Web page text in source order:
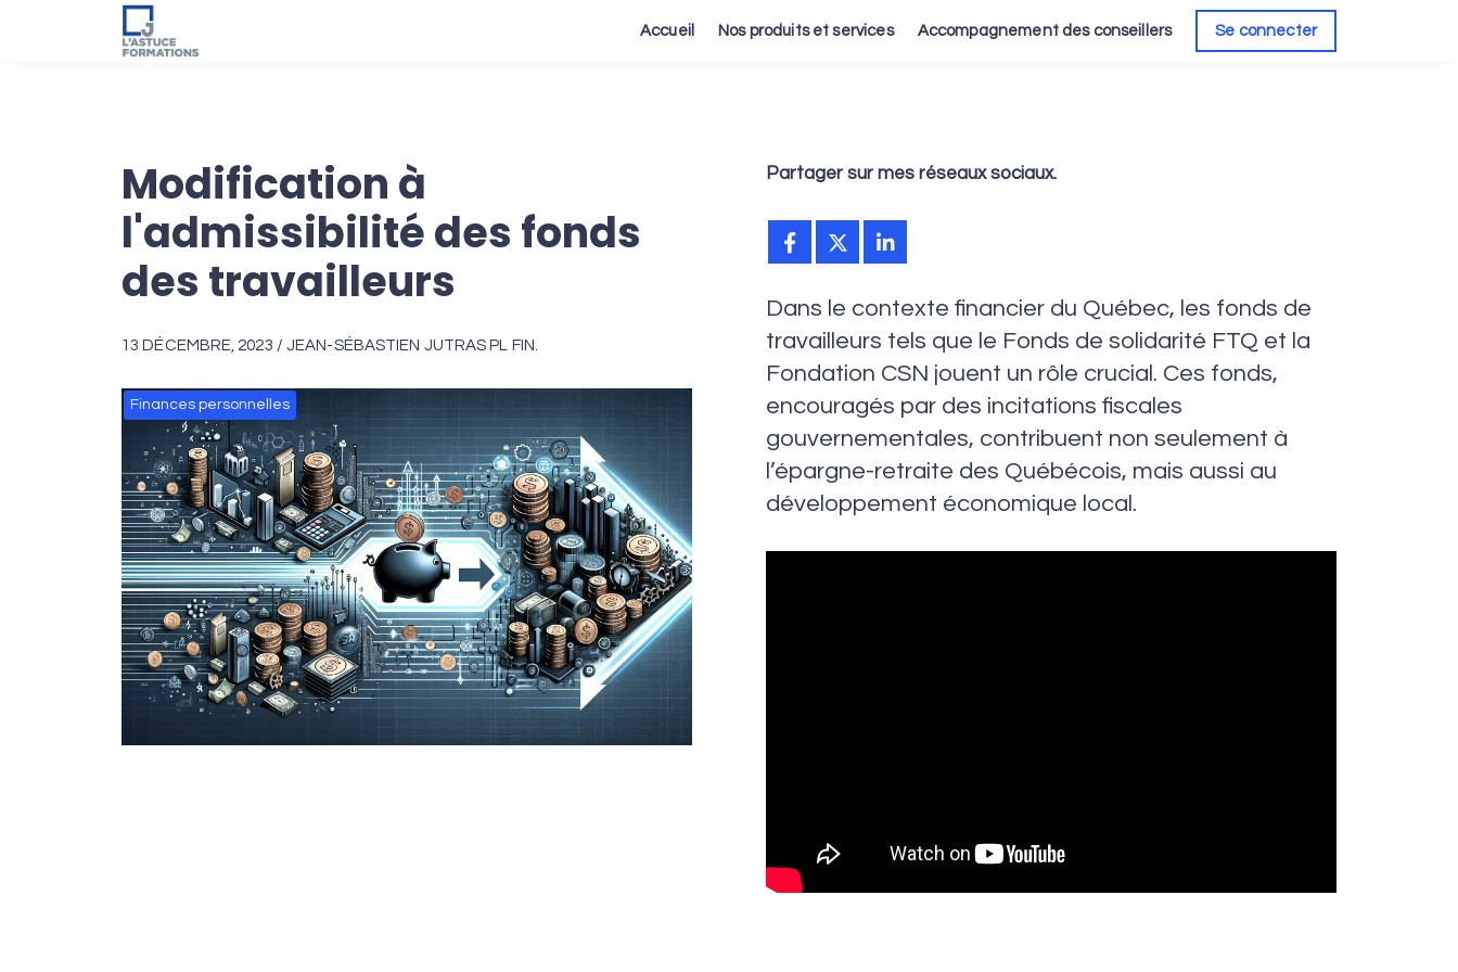
Accueil Nos produits et services Accompagnement des conseillers Se connecter
Modification à
l'admissibilité des fonds
des travailleurs
13 DÉCEMBRE, 2023 / JEAN-SÉBASTIEN JUTRAS PL FIN.
Finances personnelles
Partager sur mes réseaux sociaux.
Dans le contexte financier du Québec, les fonds de
travailleurs tels que le Fonds de solidarité FTQ et la
Fondation CSN jouent un rôle crucial. Ces fonds,
encouragés par des incitations fiscales
gouvernementales, contribuent non seulement à
l’épargne-retraite des Québécois, mais aussi au
développement économique local.